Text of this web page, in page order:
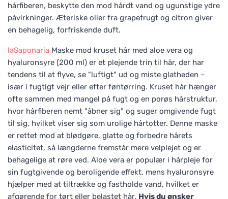
hårfiberen, beskytte den mod hårdt vand og ugunstige ydre
påvirkninger. Æteriske olier fra grapefrugt og citron giver
en behagelig, forfriskende duft.
laSaponaria Maske mod kruset hår med aloe vera og
hyaluronsyre (200 ml) er et plejende trin til hår, der har
tendens til at flyve, se "luftigt" ud og miste glatheden –
især i fugtigt vejr eller efter føntørring. Kruset hår hænger
ofte sammen med mangel på fugt og en porøs hårstruktur,
hvor hårfiberen nemt "åbner sig" og suger omgivende fugt
til sig, hvilket viser sig som urolige hårtotter. Denne maske
er rettet mod at blødgøre, glatte og forbedre hårets
elasticitet, så længderne fremstår mere velplejet og er
behagelige at røre ved. Aloe vera er populær i hårpleje for
sin fugtgivende og beroligende effekt, mens hyaluronsyre
hjælper med at tiltrække og fastholde vand, hvilket er
afgørende for tørt eller belastet hår. Hvis du ønsker